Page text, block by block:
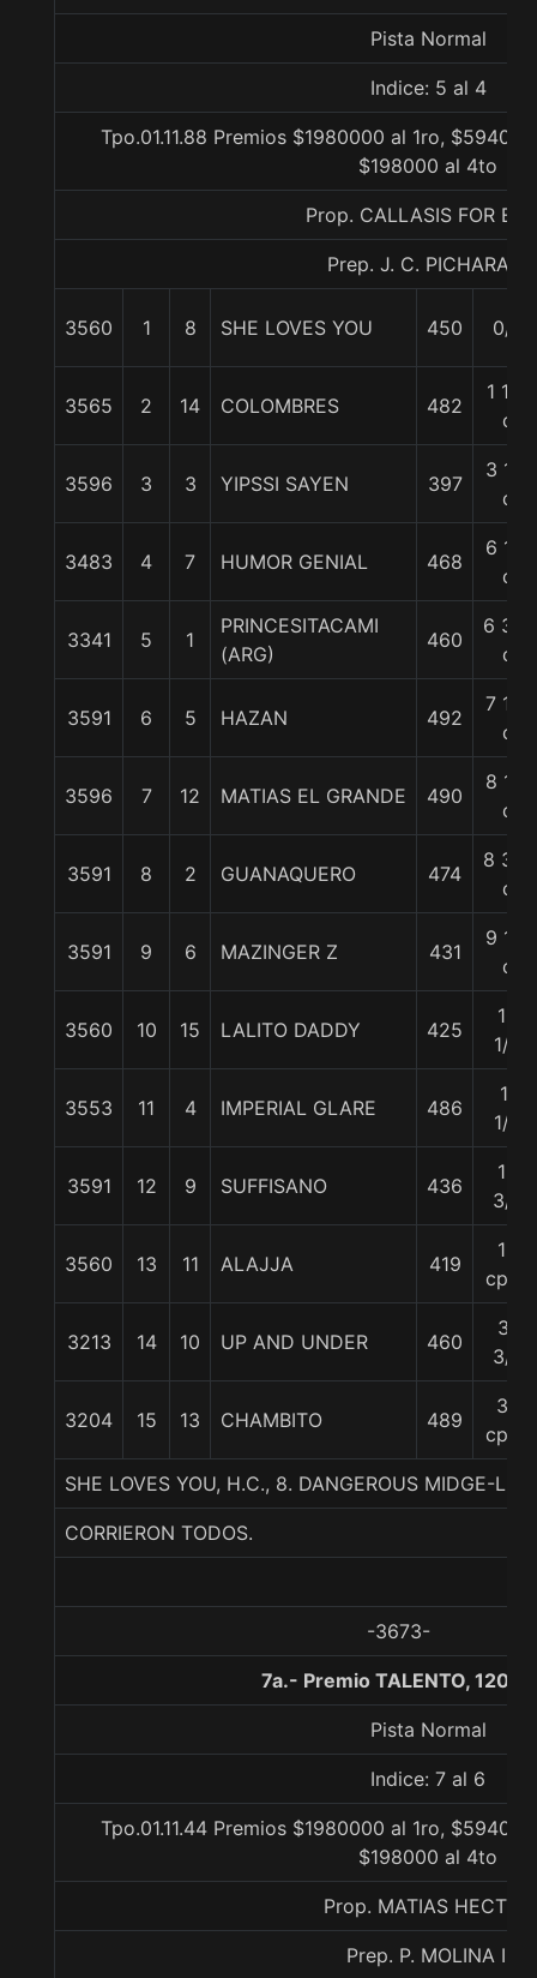
Pista Normal
Indice: 5 al 4
Tpo.01.11.88 Premios $1980000 al 1ro,
$198000 al 4to
Prop. CALLASIS FOR
Prep. J. C. PICHARA J.
3560 1 8 SHE LOVES YOU 450 0/0
3565 2 14 COLOMBRES 482
1 1/2
c
3596 3 3 YIPSSI SAYEN 397
3 1/2
c
3483 4 7 HUMOR GENIAL 468
6 1/4
c
3341 5 1
PRINCESITACAMI
(ARG)
460
6 3/4
c
3591 6 5 HAZAN 492
7 1/4
c
3596 7 12 MATIAS EL GRANDE 490
8 1/4
c
3591 8 2 GUANAQUERO 474
8 3/4
c
3591 9 6 MAZINGER Z 431
9 1/2
c
3560 10 15 LALITO DADDY 425
10
1/2
3553 11 4 IMPERIAL GLARE 486
11
1/4
3591 12 9 SUFFISANO 436
13
3/4
3560 13 11 ALAJJA 419
16
cpos
3213 14 10 UP AND UNDER 460
31
3/4
3204 15 13 CHAMBITO 489
36
cpos
SHE LOVES YOU, H.C., 8. DANGEROUS MIDGE-
CORRIERON TODOS.
-3673-
7a.- Premio TALENTO, 1200
Pista Normal
Indice: 7 al 6
Tpo.01.11.44 Premios $1980000 al 1ro,
$198000 al 4to
Prop. MATIAS HECTOR
Prep. P. MOLINA I.